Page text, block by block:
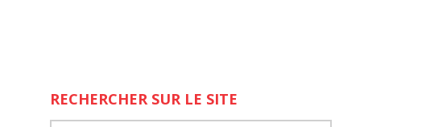
RECHERCHER SUR LE SITE